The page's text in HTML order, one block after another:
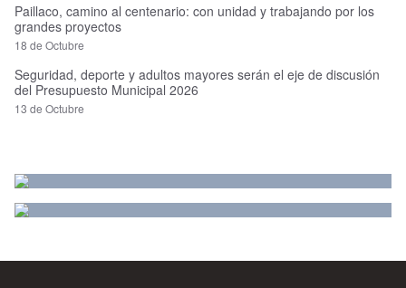
Paillaco, camino al centenario: con unidad y trabajando por los
grandes proyectos
18 de Octubre
Seguridad, deporte y adultos mayores serán el eje de discusión
del Presupuesto Municipal 2026
13 de Octubre